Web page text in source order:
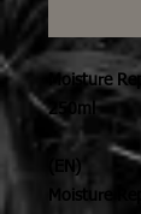
Moisture
250ml
(EN)
Moisture